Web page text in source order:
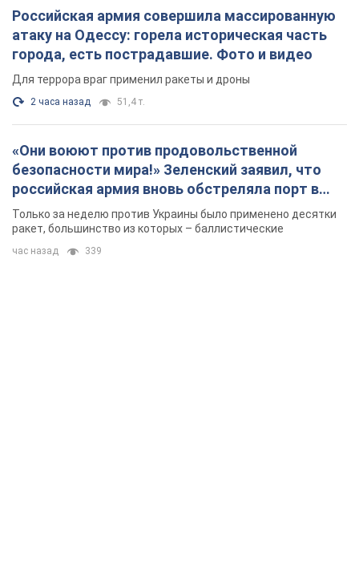
Российская армия совершила массированную
атаку на Одессу: горела историческая часть
города, есть пострадавшие. Фото и видео
Для террора враг применил ракеты и дроны
2 часа назад 51,4 т.
«Они воюют против продовольственной
безопасности мира!» Зеленский заявил, что
российская армия вновь обстреляла порт в
Одессе
Только за неделю против Украины было применено десятки
ракет, большинство из которых – баллистические
час назад 339